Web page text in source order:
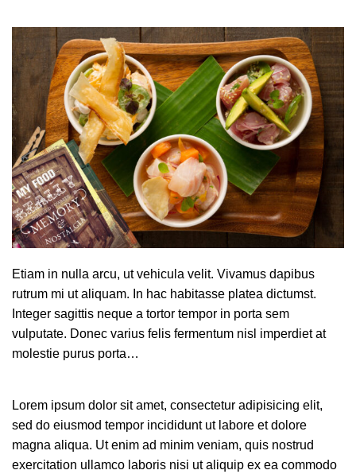
Etiam in nulla arcu, ut vehicula velit. Vivamus dapibus
rutrum mi ut aliquam. In hac habitasse platea dictumst.
Integer sagittis neque a tortor tempor in porta sem
vulputate. Donec varius felis fermentum nisl imperdiet at
molestie purus porta…
Lorem ipsum dolor sit amet, consectetur adipisicing elit,
sed do eiusmod tempor incididunt ut labore et dolore
magna aliqua. Ut enim ad minim veniam, quis nostrud
exercitation ullamco laboris nisi ut aliquip ex ea commodo